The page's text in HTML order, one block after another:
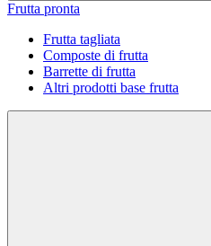
Frutta pronta
Frutta tagliata
Composte di frutta
Barrette di frutta
Altri prodotti base frutta